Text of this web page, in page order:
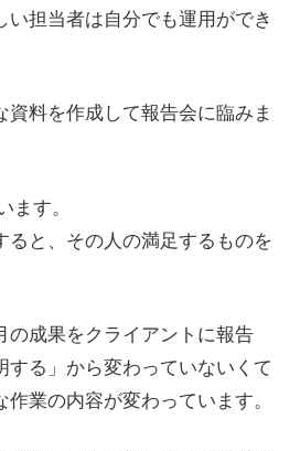
い担当者は自分でも運用ができ
資料を作成して報告会に臨みま
す。
ると、その人の満足するものを
の成果をクライアントに報告
する」から変わっていないくて
業の内容が変わっています。